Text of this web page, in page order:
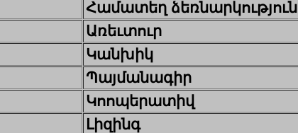
Համատեղ ձեռնարկություն
Առեւտուր
Կանխիկ
Պայմանագիր
Կոոպերատիվ
Լիզինգ